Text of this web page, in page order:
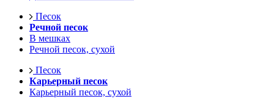
Песок
Речной песок
В мешках
Речной песок, сухой
Песок
Карьерный песок
Карьерный песок, сухой